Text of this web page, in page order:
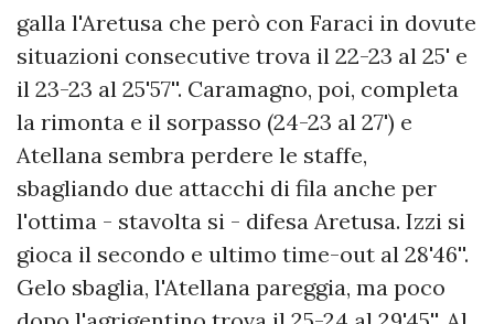
galla l'Aretusa che però con Faraci in dovute
situazioni consecutive trova il 22-23 al 25' e
il 23-23 al 25'57''. Caramagno, poi, completa
la rimonta e il sorpasso (24-23 al 27') e
Atellana sembra perdere le staffe,
sbagliando due attacchi di fila anche per
l'ottima - stavolta si - difesa Aretusa. Izzi si
gioca il secondo e ultimo time-out al 28'46''.
Gelo sbaglia, l'Atellana pareggia, ma poco